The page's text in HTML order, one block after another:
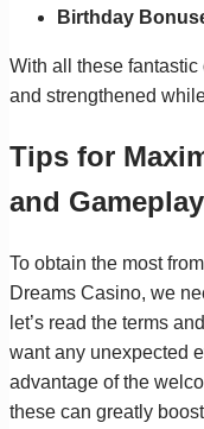
Birthday
With all these
and strengthened
Tips for
and Gameplay
To obtain the most
Dreams Casino, we
let’s read the terms
want any unexpected
advantage of the
these can greatly